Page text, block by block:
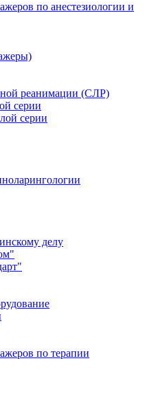
по анестезиологии и
реанимации (СЛР)
серии
серии
делу
по терапии